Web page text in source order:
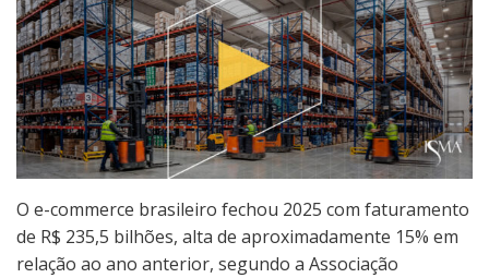
O e-commerce brasileiro fechou 2025 com faturamento
de R$ 235,5 bilhões, alta de aproximadamente 15% em
relação ao ano anterior, segundo a Associação